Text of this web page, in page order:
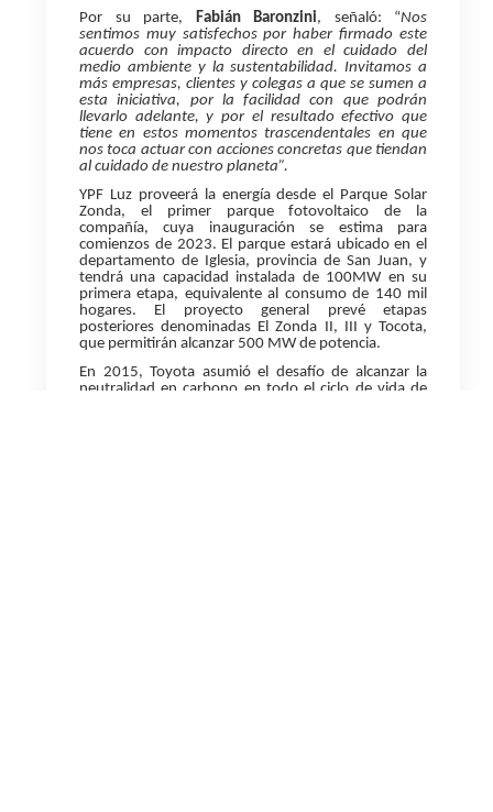
Por su parte, Fabián Baronzini, señaló: “Nos
sentimos muy satisfechos por haber firmado este
acuerdo con impacto directo en el cuidado del
medio ambiente y la sustentabilidad. Invitamos a
más empresas, clientes y colegas a que se sumen a
esta iniciativa, por la facilidad con que podrán
llevarlo adelante, y por el resultado efectivo que
tiene en estos momentos trascendentales en que
nos toca actuar con acciones concretas que tiendan
al cuidado de nuestro planeta”.
YPF Luz proveerá la energía desde el Parque Solar
Zonda, el primer parque fotovoltaico de la
compañía, cuya inauguración se estima para
comienzos de 2023. El parque estará ubicado en el
departamento de Iglesia, provincia de San Juan, y
tendrá una capacidad instalada de 100MW en su
primera etapa, equivalente al consumo de 140 mil
hogares. El proyecto general prevé etapas
posteriores denominadas El Zonda II, III y Tocota,
que permitirán alcanzar 500 MW de potencia.
En 2015, Toyota asumió el desafío de alcanzar la
neutralidad en carbono en todo el ciclo de vida de